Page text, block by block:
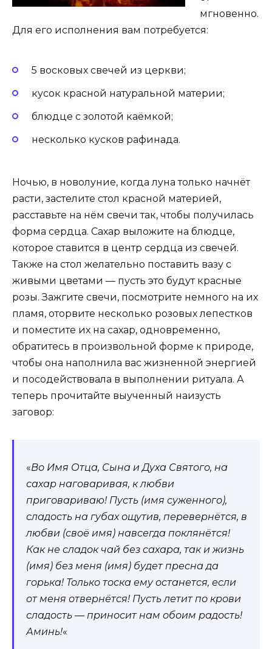
мгновенно.
Для его исполнения вам потребуется:
5 восковых свечей из церкви;
кусок красной натуральной материи;
блюдце с золотой каёмкой;
несколько кусков рафинада.
Ночью, в новолуние, когда луна только начнёт
расти, застелите стол красной материей,
расставьте на нём свечи так, чтобы получилась
форма сердца. Сахар выложите на блюдце,
которое ставится в центр сердца из свечей.
Также на стол желательно поставить вазу с
живыми цветами — пусть это будут красные
розы. Зажгите свечи, посмотрите немного на их
пламя, оторвите несколько розовых лепестков
и поместите их на сахар, одновременно,
обратитесь в произвольной форме к природе,
чтобы она наполнила вас жизненной энергией
и посодействовала в выполнении ритуала. А
теперь прочитайте выученный наизусть
заговор:
«Во Имя Отца, Сына и Духа Святого, на
сахар наговаривая, к любви
приговариваю! Пусть (имя суженного),
сладость на губах ощутив, перевернётся, в
любви (своё имя) навсегда поклянётся!
Как не сладок чай без сахара, так и жизнь
(имя) без меня (имя) будет пресна да
горька! Только тоска ему останется, если
от меня отвернётся! Пусть летит по крови
сладость — приносит нам обоим радость!
Аминь!«